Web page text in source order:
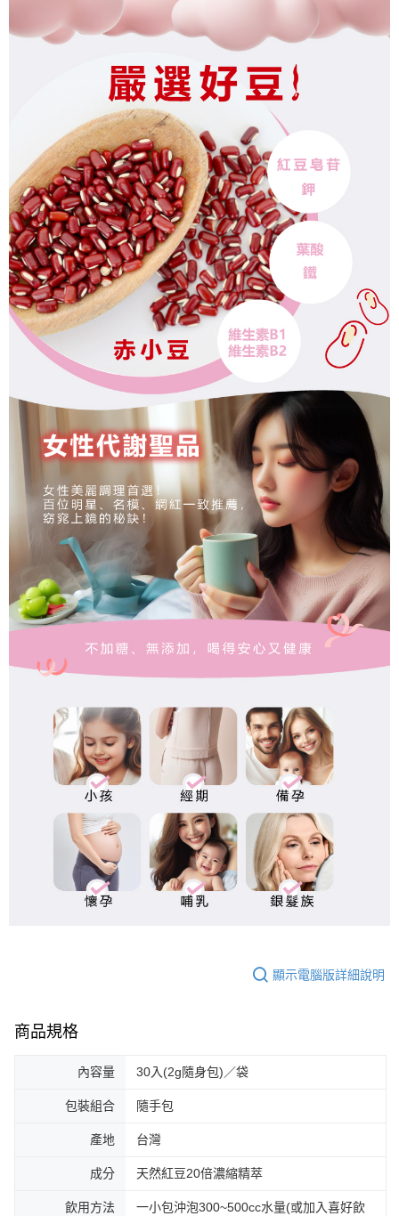
顯示電腦版詳細說明
商品規格
內容量 30入(2g隨身包)／袋
包裝組合 隨手包
產地 台灣
成分 天然紅豆20倍濃縮精萃
飲用方法
一小包沖泡300~500cc水量(或加入喜好飲